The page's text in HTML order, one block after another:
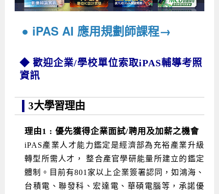
交通資訊
Linux Socket網路程式設計
Raspberry Pi之Python程式設計硬體控制
TI MSP430微控制器開發
生醫感測器整合設計班
穿戴式裝置應用開發
Allegro/PCB Layout設計
工業電子丙級輔導考照課程
AI雲端原生與MLOps自動化實務
AI機器學習與深度學習實戰班
AI課程總覽頁
AIoT智能聯網運算實戰
AI強化學習 - 自動控制應用
讓 AI 成為你的數位同事
iPAS AIoT 應用工程師(物聯網類)
iPAS巨量資料分析師
Kubernetes雲原生實戰班
AI雲端原生與MLOps自動化實務
Web全端開發應用班
物聯網Web整合應用實作
物聯網開發系列課程
[學程]物聯網整合開發實戰
5G技術-SDN與Mininet實作
[學程]物聯網全端與深度學習整合
5G-SDN通訊系列課程
ROS機器人自走車系統開發應用
智能機器人系統整合開發
電腦視覺與影像處理課程
電腦視覺與影像處理
嵌入式Linux開發與AI影像辨識
智能機器人系統整合開發
ARM mbed 物聯網平台應用實作
ARM Cortex-M0 應用整合設計
程式語言系列課程
資料結構精修班
C++程式設計
Python程式實戰養成學程
Android嵌入式平台開發訓練班
Android APP 實戰開發學程
Android Framework
iOS程式開發系列課程
iPhone程式設計基礎班
iPhone程式設計進階班
Android嵌入式平台開發訓練班
產品應用系列課程
ARM Boot Loader
使用C語言控制Raspberry Pi
Raspberry Pi 開發入門
Edge AI與Pi Pico實作應用
AI邊緣運算實作TensorFlow Lite for MCU
Vibe Coding：AI協作全端開發
生成式AI能力認證
Python機器學習與深度學習
AI邊緣運算實作-TFL for MCU
資料分析與視覺化
非監督式學習
Edge AI與Pi Pico實作應用
kubernetes雲原生實戰班
AI雲端原生與MLOps自動化實務
IoT物聯網開發系列
物聯網整合開發與應用
iPAS AIoT應用工程師(物聯網類)
iPAS產業人才能力鑑定系列
iPAS AIoT應用工程師(物聯網類)
iPAS機器學習工程師
高中生升學超前部署課程總覽
APCS檢定 C++課程
APCS檢定培訓課程
【遠距同步】APCS寒/暑假營隊
【遠距同步】青少年AI冬/夏令營
程式語言系列
資料結構
JavaScript程式設計
C++程式設計
Python進階程式設計：從資料結構到演算法
Linux & C語言硬體控制
Raspberry Pi 使用入門
Edge AI與Raspberry Pi Pico實作應用
硬體控制使用Python
5G-SDN通訊系列課程
micro:bit 創意程式設計
Scratch 創意程式設計
研發設計服務
電腦教室租借服務[台北]
資訊專區
廠商求才
學員常見問題
最新成果展
學員專屬提問平台
研發實習生計畫
青少年AI人工智慧實作班[高中生]
● iPAS AI 應用規劃師課程→
◆ 歡迎企業/學校單位索取iPAS輔導考照
資訊
3大學習理由
理由1 : 優先獲得企業面試/聘用及加薪之機會
iPAS產業人才能力鑑定是經濟部為充裕產業升級
轉型所需人才， 整合產官學研能量所建立的鑑定
體制。目前有801家以上企業簽署認同，如鴻海、
台積電、聯發科、宏達電、華碩電腦等，承諾優